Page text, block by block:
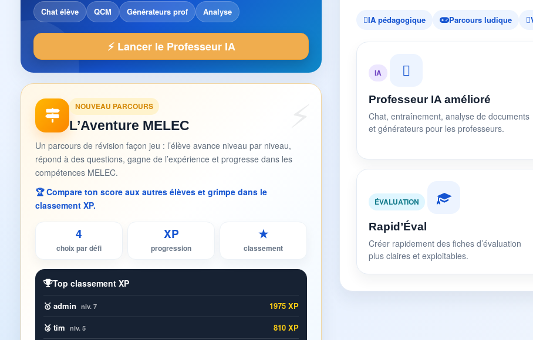
Chat élève QCM Générateurs prof Analyse
⚡ Lancer le Professeur IA
NOUVEAU PARCOURS
L’Aventure MELEC
Un parcours de révision façon jeu : l’élève avance niveau par niveau,
répond à des questions, gagne de l’expérience et progresse dans les
compétences MELEC.
🏆 Compare ton score aux autres élèves et grimpe dans le
classement XP.
4
choix par défi
XP
progression
★
classement
Top classement XP
🥇 admin niv. 7
1975 XP
🥈 tim niv. 5
810 XP
IA pédagogique Parcours ludique
IA
Professeur IA amélioré
Chat, entraînement, analyse de documents
et générateurs pour les professeurs.
ÉVALUATION
Rapid’Éval
Créer rapidement des fiches d’évaluation
plus claires et exploitables.